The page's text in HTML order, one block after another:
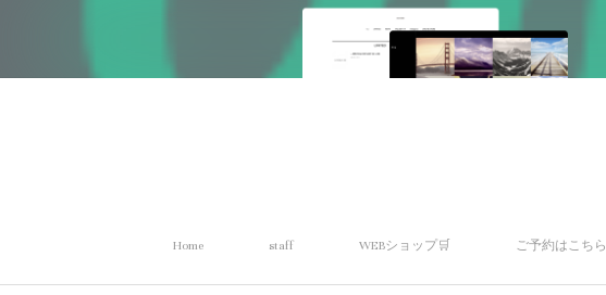
Home staff WEBショップ🛒 ご予約はこちら